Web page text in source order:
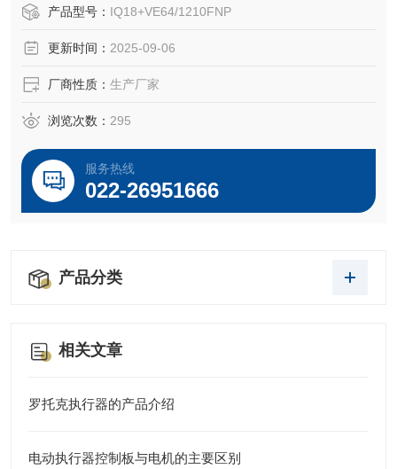
合作关系。
产品型号： IQ18+VE64/1210FNP
更新时间： 2025-09-06
厂商性质： 生产厂家
浏览次数： 295
服务热线
022-26951666
产品分类
相关文章
罗托克执行器的产品介绍
电动执行器控制板与电机的主要区别